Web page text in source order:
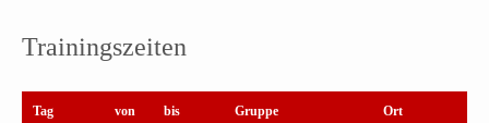
Trainingszeiten
Tag von bis Gruppe Ort